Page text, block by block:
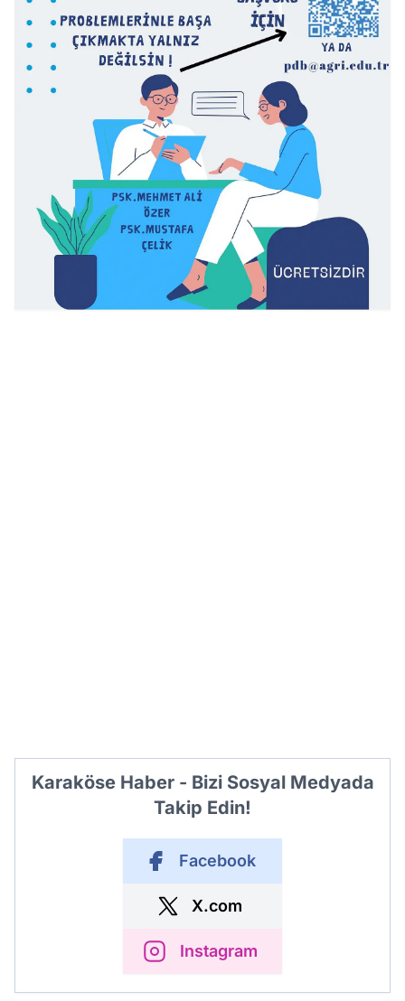
Karaköse Haber - Bizi Sosyal Medyada
Takip Edin!
Facebook
X.com
Instagram